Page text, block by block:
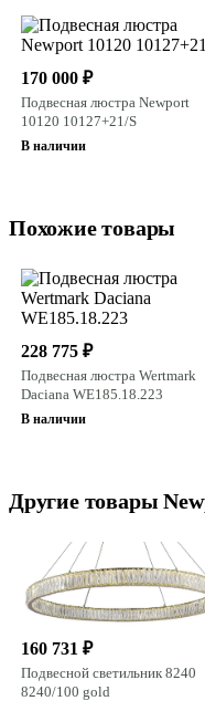
170 000 ₽
Подвесная люстра Newport
10120 10127+21/S
В наличии
Похожие товары
228 775 ₽
Подвесная люстра Wertmark
Daciana WE185.18.223
В наличии
Другие товары
160 731 ₽
Подвесной светильник 8240
8240/100 gold